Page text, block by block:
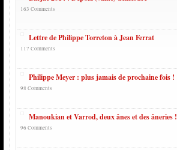
163 Comments
Lettre de Philippe Torreton à Jean Ferrat
117 Comments
Philippe Meyer : plus jamais de prochaine fois !
98 Comments
Manoukian et Varrod, deux ânes et des âneries !
96 Comments